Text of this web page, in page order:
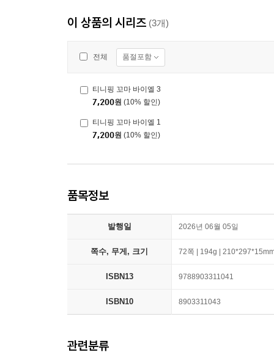
이 상품의 시리즈 (3개)
전체 품절포함
티니핑 꼬마 바이엘 3
7,200원 (10% 할인)
티니핑 꼬마 바이엘 1
7,200원 (10% 할인)
품목정보
발행일 2026년 06월 05일
쪽수, 무게, 크기 72쪽 | 194g |
ISBN13 9788903311041
ISBN10 8903311043
관련분류